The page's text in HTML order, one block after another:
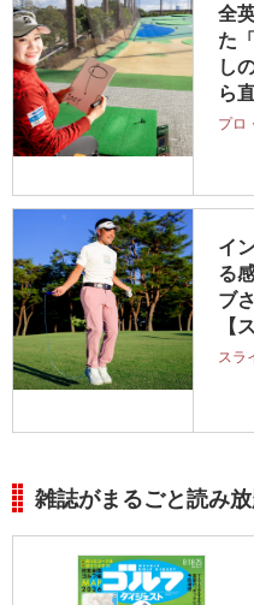
全
た
し
ら
プロ
イ
る
ブ
【
スラ
雑誌がまるごと読み放